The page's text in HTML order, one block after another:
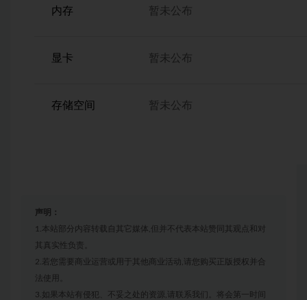
内存
显卡
存储空间
暂未公布
暂未公布
暂未公布
声明：
1.本站部分内容转载自其它媒体,但并不代表本站赞同其观点和对
其真实性负责。
2.若您需要商业运营或用于其他商业活动,请您购买正版授权并合
法使用。
3.如果本站有侵犯、不妥之处的资源,请联系我们。将会第一时间